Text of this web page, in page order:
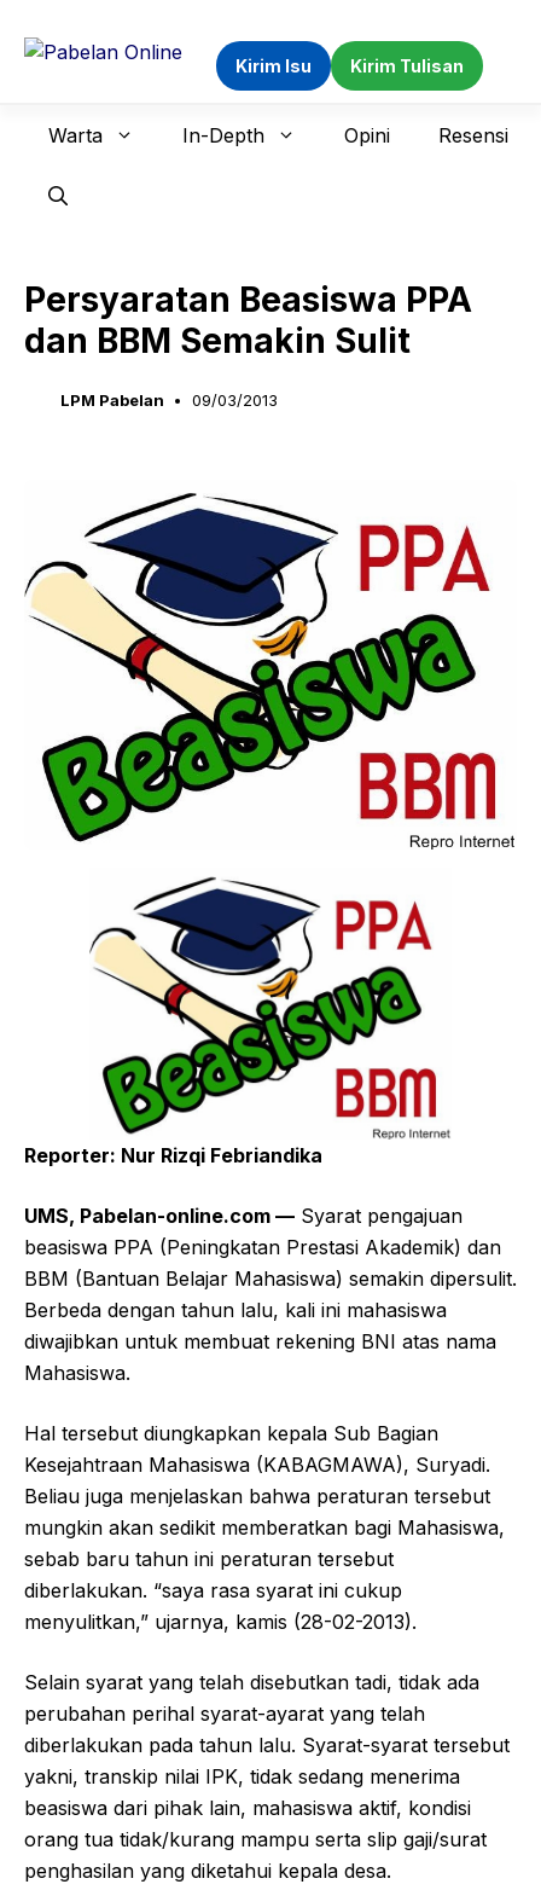
Kirim Isu Kirim Tulisan
Warta In-Depth Opini Resensi
Persyaratan Beasiswa PPA
dan BBM Semakin Sulit
LPM Pabelan 09/03/2013
Reporter: Nur Rizqi Febriandika
UMS, Pabelan-online.com — Syarat pengajuan
beasiswa PPA (Peningkatan Prestasi Akademik) dan
BBM (Bantuan Belajar Mahasiswa) semakin dipersulit.
Berbeda dengan tahun lalu, kali ini mahasiswa
diwajibkan untuk membuat rekening BNI atas nama
Mahasiswa.
Hal tersebut diungkapkan kepala Sub Bagian
Kesejahtraan Mahasiswa (KABAGMAWA), Suryadi.
Beliau juga menjelaskan bahwa peraturan tersebut
mungkin akan sedikit memberatkan bagi Mahasiswa,
sebab baru tahun ini peraturan tersebut
diberlakukan. “saya rasa syarat ini cukup
menyulitkan,” ujarnya, kamis (28-02-2013).
Selain syarat yang telah disebutkan tadi, tidak ada
perubahan perihal syarat-ayarat yang telah
diberlakukan pada tahun lalu. Syarat-syarat tersebut
yakni, transkip nilai IPK, tidak sedang menerima
beasiswa dari pihak lain, mahasiswa aktif, kondisi
orang tua tidak/kurang mampu serta slip gaji/surat
penghasilan yang diketahui kepala desa.